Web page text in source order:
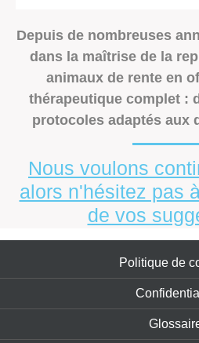
Depuis de nombreuses
dans la maîtrise de la
animaux de rente en
thérapeutique complet :
protocoles adaptés aux
Nous voulons
alors n'hésitez pas
de vos
Politique de